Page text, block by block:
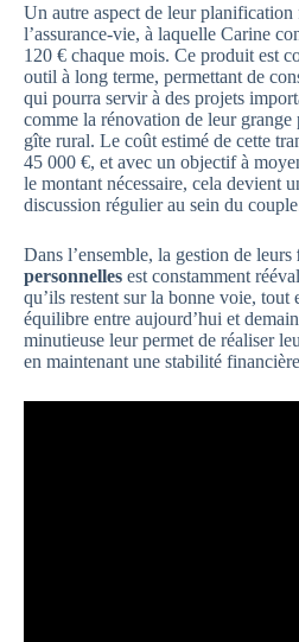
Un autre aspect de leur planification
l’assurance-vie, à laquelle Carine
120 € chaque mois. Ce produit est
outil à long terme, permettant de
qui pourra servir à des projets
comme la rénovation de leur
gîte rural. Le coût estimé de cette
45 000 €, et avec un objectif à
le montant nécessaire, cela devient
discussion régulier au sein du
Dans l’ensemble, la gestion de leurs
personnelles est constamment
qu’ils restent sur la bonne voie, tout
équilibre entre aujourd’hui et
minutieuse leur permet de réaliser
en maintenant une stabilité